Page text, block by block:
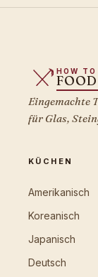
HOW TO
Eingemachte
für Glas,
KÜCHEN
Amerikanisch
Koreanisch
Japanisch
Deutsch